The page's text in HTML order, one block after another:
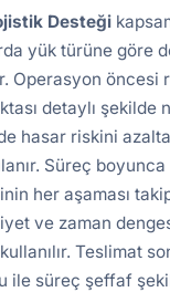
Desteği
yük türüne göre
Operasyon öncesi
detaylı şekilde
hasar riskini
Süreç
her aşaması
ve zaman
Teslimat
ile süreç şeffaf